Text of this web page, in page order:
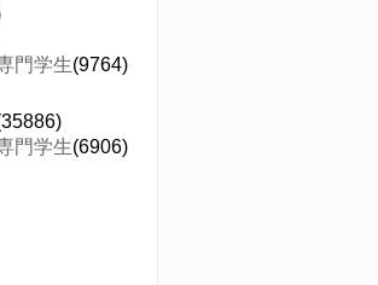
門学生(9764)
門学生(6906)